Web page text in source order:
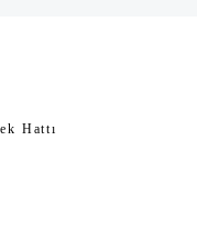
Hattı